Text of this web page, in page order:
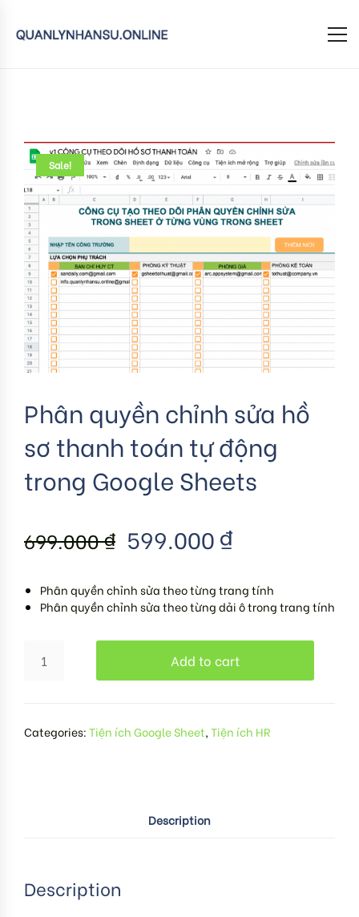
Sale!
Phân quyền chỉnh sửa hồ
sơ thanh toán tự động
trong Google Sheets
699.000₫ 599.000 ₫
Phân quyền chỉnh sửa theo từng trang tính
Phân quyền chỉnh sửa theo từng dải ô trong trang tính
Add to cart
Categories:Tiện ích Google Sheet,Tiện ích HR
Description
Description